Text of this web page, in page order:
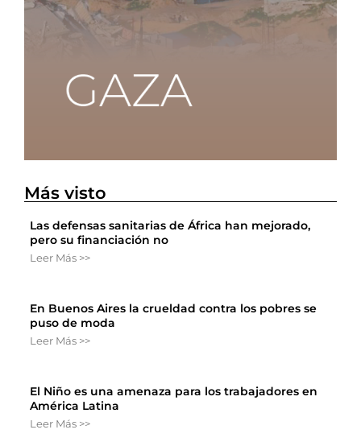
Más visto
Las defensas sanitarias de África han mejorado,
pero su financiación no
Leer Más >>
En Buenos Aires la crueldad contra los pobres se
puso de moda
Leer Más >>
El Niño es una amenaza para los trabajadores en
América Latina
Leer Más >>